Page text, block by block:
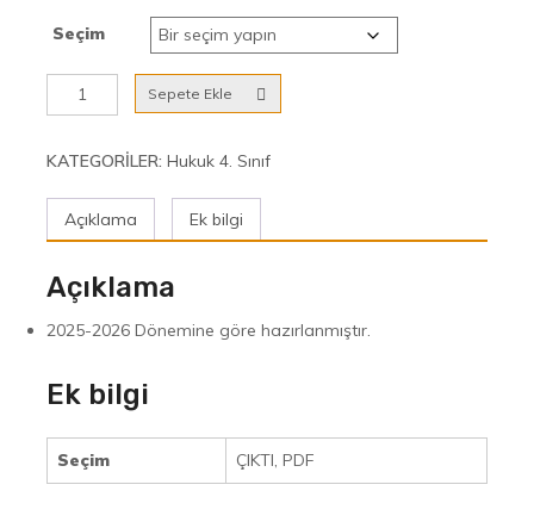
aralığı:
₺250,00
-
₺350,00
Seçim
CEZA
USUL
2
FİNAL
adet
Sepete Ekle
KATEGORILER: Hukuk 4. Sınıf
Açıklama Ek bilgi
Açıklama
2025-2026 Dönemine göre hazırlanmıştır.
Ek bilgi
Seçim ÇIKTI, PDF